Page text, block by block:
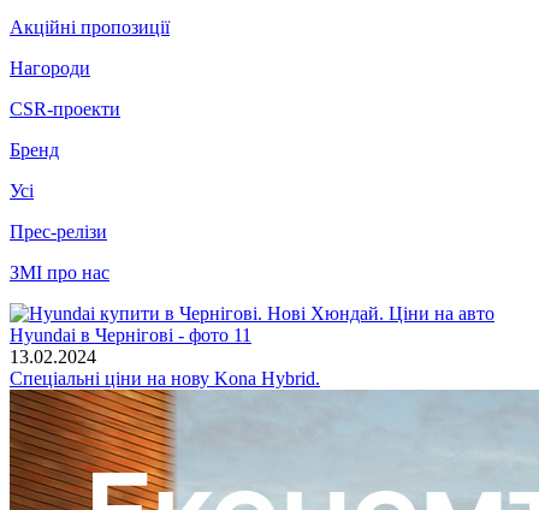
Акційні пропозиції
Нагороди
CSR-проекти
Бренд
Усі
Прес-релізи
ЗМІ про нас
13.02.2024
Спеціальні ціни на нову Kona Hybrid.